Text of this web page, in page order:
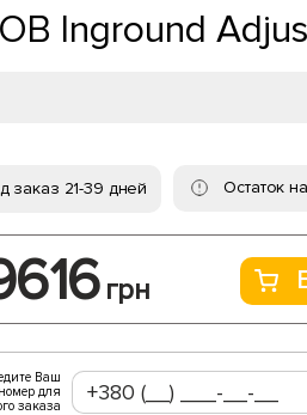
Inground
заказ 21-39 дней Остаток
грн
Ваш
номер для
заказа